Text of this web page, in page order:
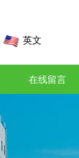
英文
在线留言